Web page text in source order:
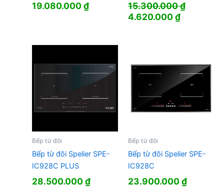
19.080.000₫ 15.300.000₫
Giá
4.620.000₫Giá
Bếp từ đôi
Bếp từ đôi Spelier SPE-
IC928C PLUS
28.500.000₫
Bếp từ đôi
Bếp từ đôi Spelier SPE-
IC928C
23.900.000₫